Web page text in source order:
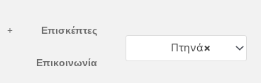
Επισκέπτες
Επικοινωνία
×
Πτηνά